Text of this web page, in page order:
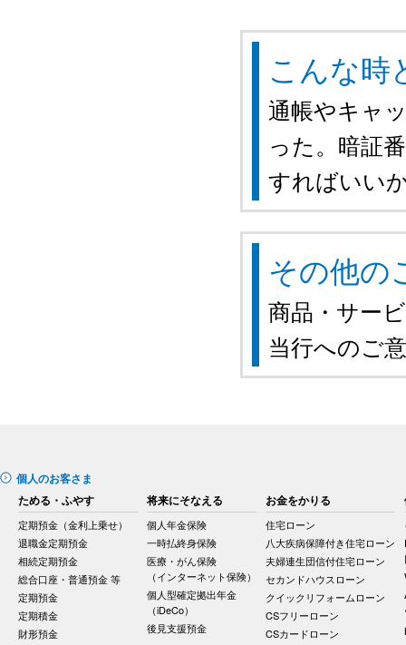
こんな時
通帳やキャ
った。暗証
すればいい
その他の
商品・サー
当行へのご
個人のお客さま
ためる・ふやす
定期預金（金利上乗せ）
退職金定期預金
相続定期預金
総合口座・普通預金 等
定期預金
定期積金
財形預金
将来にそなえる
個人年金保険
一時払終身保険
医療・がん保険
（インターネット保険）
個人型確定拠出年金
（iDeCo）
後見支援預金
お金をかりる
住宅ローン
八大疾病保障付き住宅ローン
夫婦連生団信付住宅ローン
セカンドハウスローン
クイックリフォームローン
CSフリーローン
CSカードローン